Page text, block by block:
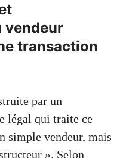
vendeur
transaction
par un
légal qui traite ce
simple vendeur, mais
». Selon